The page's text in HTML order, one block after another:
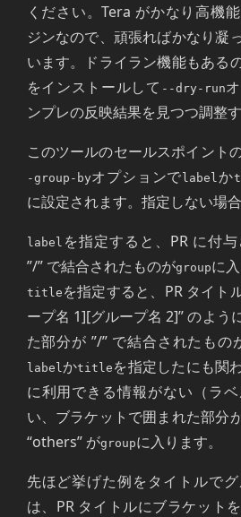
ください。Tera がかなり高機
ジンなので、頑張ればかなり凝
います。ドライラン機能もある
をインストールして --dry-run
ンプレの反映結果を見つつ調整
このツールのセールスポイント
-group-byオプションで labelか
に設定されます。指定しない場合
label を指定すると、PR に付
”/” で結合されたものがgroupに
title を指定すると、PR タイト
ープ名 1][グループ名 2]” のよう
た部分が ”/” で結合されたもの
labelかtitle を指定したにも関
に利用できる情報がない（ラ
い、ブラケットで囲まれた部分
“others” がgroupに入ります。
先ほど挙げた例をタイトルで
は、PR タイトルにブラケット